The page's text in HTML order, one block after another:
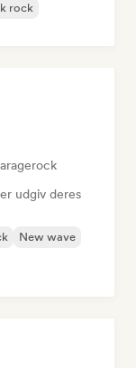
rock
udgiv deres
New wave